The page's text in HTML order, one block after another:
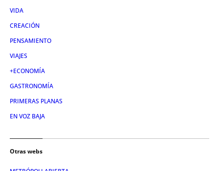
VIDA
CREACIÓN
PENSAMIENTO
VIAJES
+ECONOMÍA
GASTRONOMÍA
PRIMERAS PLANAS
EN VOZ BAJA
Otras webs